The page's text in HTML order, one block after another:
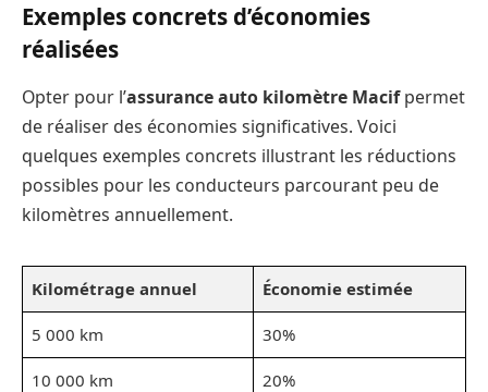
Exemples concrets d’économies
réalisées
Opter pour l’assurance auto kilomètre Macifpermet
de réaliser des économies significatives. Voici
quelques exemples concrets illustrant les réductions
possibles pour les conducteurs parcourant peu de
kilomètres annuellement.
Kilométrage annuel Économie estimée
5 000 km 30%
10 000 km 20%